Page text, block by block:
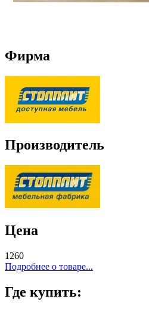
Фирма
Производитель
Цена
1260
Подробнее о товаре...
Где купить: